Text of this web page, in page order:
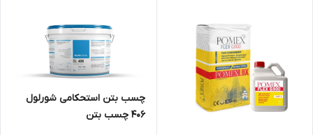
چسب بتن استحکامی شورلول
406 چسب بتن